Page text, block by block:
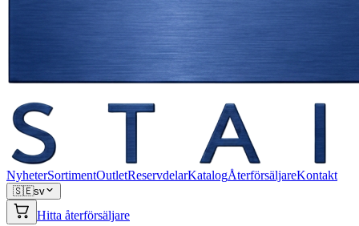
NyheterSortimentOutletReservdelarKatalogÅterförsäljareKontakt
🇸🇪sv
Hitta återförsäljare